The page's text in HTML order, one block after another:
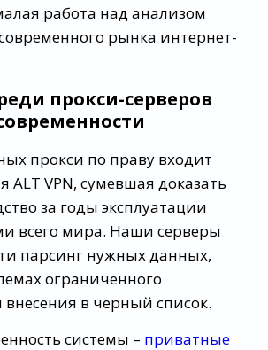
работа над анализом
рынка интернет-
прокси-серверов
прокси по праву входит
VPN, сумевшая доказать
за годы эксплуатации
всего мира. Наши серверы
парсинг нужных данных,
ограниченного
в черный список.
системы – приватные